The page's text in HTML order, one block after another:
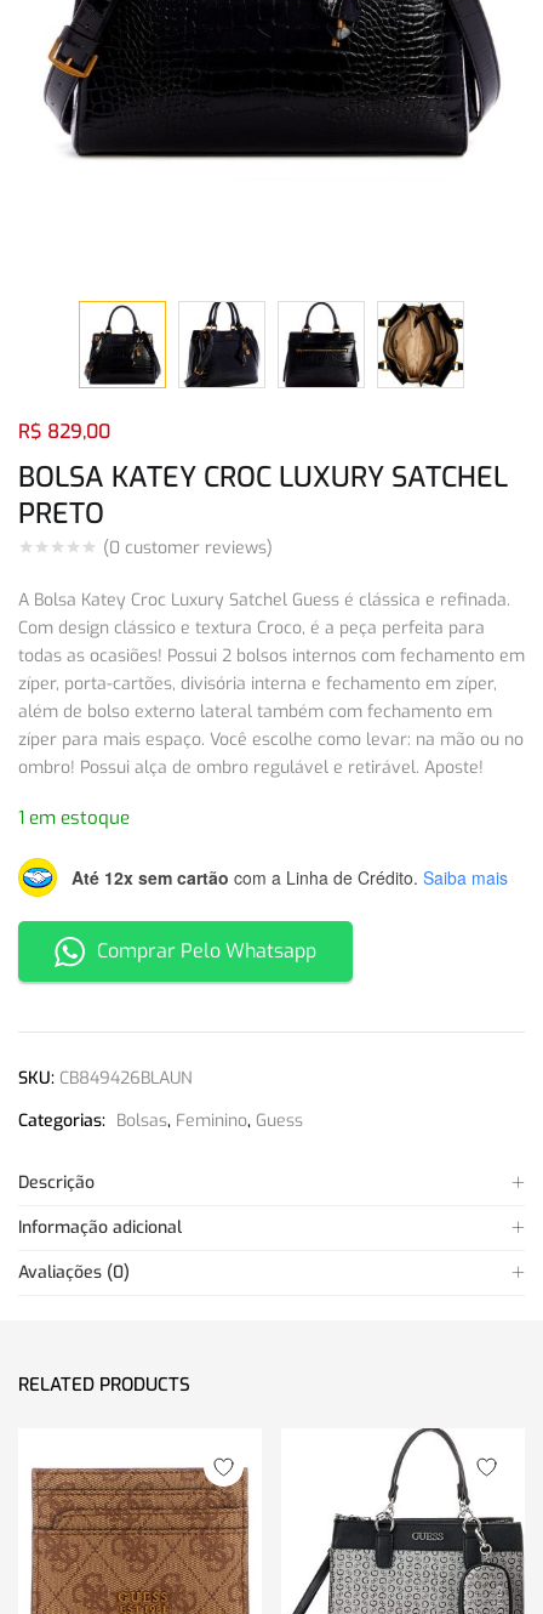
BOLSA KATEY CROC LUXURY SATCHEL
PRETO
(0 customer reviews)
R$ 829,00
A Bolsa Katey Croc Luxury Satchel Guess é clássica e refinada.
Com design clássico e textura Croco, é a peça perfeita para
todas as ocasiões! Possui 2 bolsos internos com fechamento em
zíper, porta-cartões, divisória interna e fechamento em zíper,
além de bolso externo lateral também com fechamento em
zíper para mais espaço. Você escolhe como levar: na mão ou no
ombro! Possui alça de ombro regulável e retirável. Aposte!
1 em estoque
Até 12x sem cartão com a Linha de Crédito. Saiba mais
Comprar Pelo Whatsapp
SKU: CB849426BLAUN
Categorias: Bolsas, Feminino, Guess
Descrição
Informação adicional
Avaliações (0)
RELATED PRODUCTS
Login comFacebook Login comGoogle